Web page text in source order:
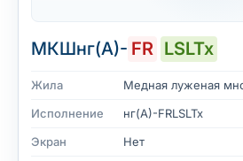
МКШнг(А)- FR LSLTx
Жила
Медная луженая
Исполнение
нг(А)-FRLSLTx
Экран
Нет